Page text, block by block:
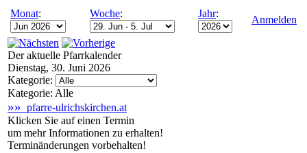
Monat: Woche: Jahr:
Anmelden
Der aktuelle Pfarrkalender
Dienstag, 30. Juni 2026
Kategorie:
Kategorie: Alle
»» pfarre-ulrichskirchen.at
Klicken Sie auf einen Termin
um mehr Informationen zu erhalten!
Terminänderungen vorbehalten!